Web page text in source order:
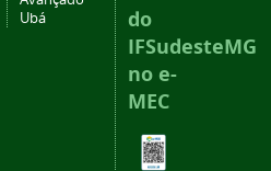
Ubá
do
IFSudesteMG
no e-
MEC